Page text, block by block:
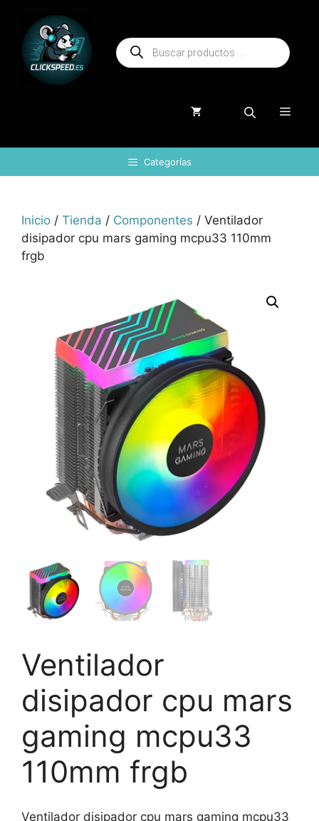
contenido
Búsqueda
de
productos
Menú
Categorías
Inicio / Tienda / Componentes / Ventilador
disipador cpu mars gaming mcpu33 110mm
frgb
Ventilador
disipador cpu mars
gaming mcpu33
110mm frgb
Ventilador disipador cpu mars gaming mcpu33